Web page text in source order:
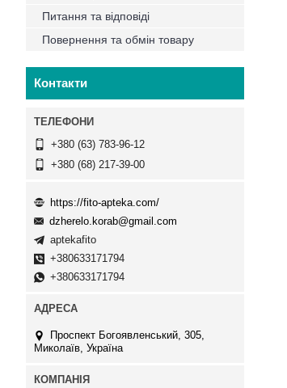
Питання та відповіді
Повернення та обмін товару
Контакти
+380 (63) 783-96-12
+380 (68) 217-39-00
https://fito-apteka.com/
dzherelo.korab@gmail.com
aptekafito
+380633171794
+380633171794
Проспект Богоявленський, 305,
Миколаїв, Україна